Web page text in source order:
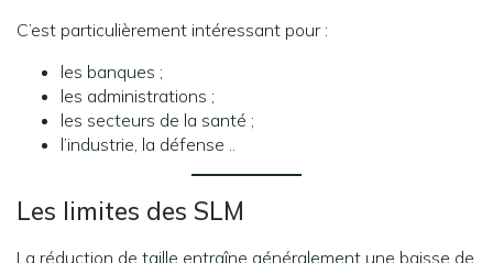
C’est particulièrement intéressant pour :
les banques ;
les administrations ;
les secteurs de la santé ;
l’industrie, la défense ..
Les limites des SLM
La réduction de taille entraîne généralement une baisse de